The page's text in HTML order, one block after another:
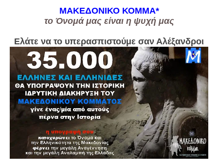
ΜΑΚΕΔΟΝΙΚΟ ΚΟΜΜΑ*
το Όνομά μας είναι η ψυχή μας
Ελάτε να το υπερασπιστούμε σαν Αλέξανδροι